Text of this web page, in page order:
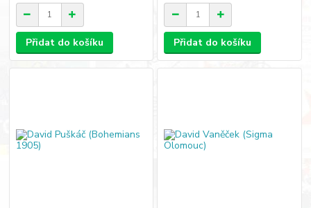
Přidat do košíku Přidat do košíku